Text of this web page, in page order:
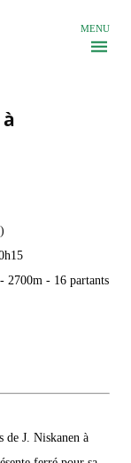
MENU
2700m - 16 partants
de J. Niskanen à